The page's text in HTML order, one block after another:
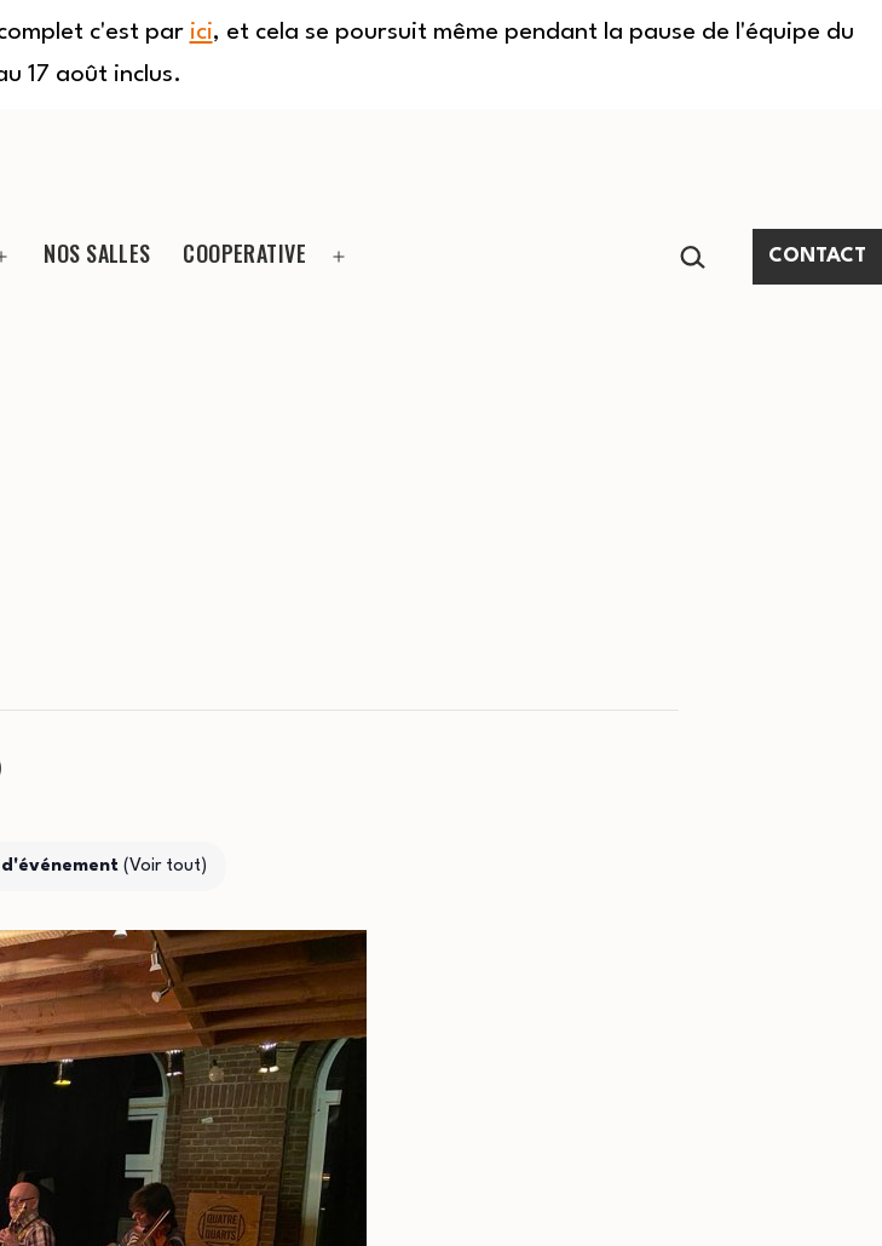
c'est par ici, et cela se poursuit même pendant la pause de l'équipe du
17 août inclus.
NOS SALLES COOPERATIVE RECHERCHER…
CONTACT
(Voir tout)